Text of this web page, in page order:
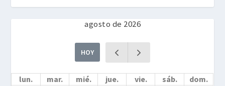
agosto de 2026
HOY
lun. mar. mié. jue. vie. sáb.
dom.